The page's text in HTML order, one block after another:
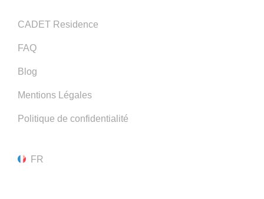
CADET Residence
FAQ
Blog
Mentions Légales
Politique de confidentialité
FR